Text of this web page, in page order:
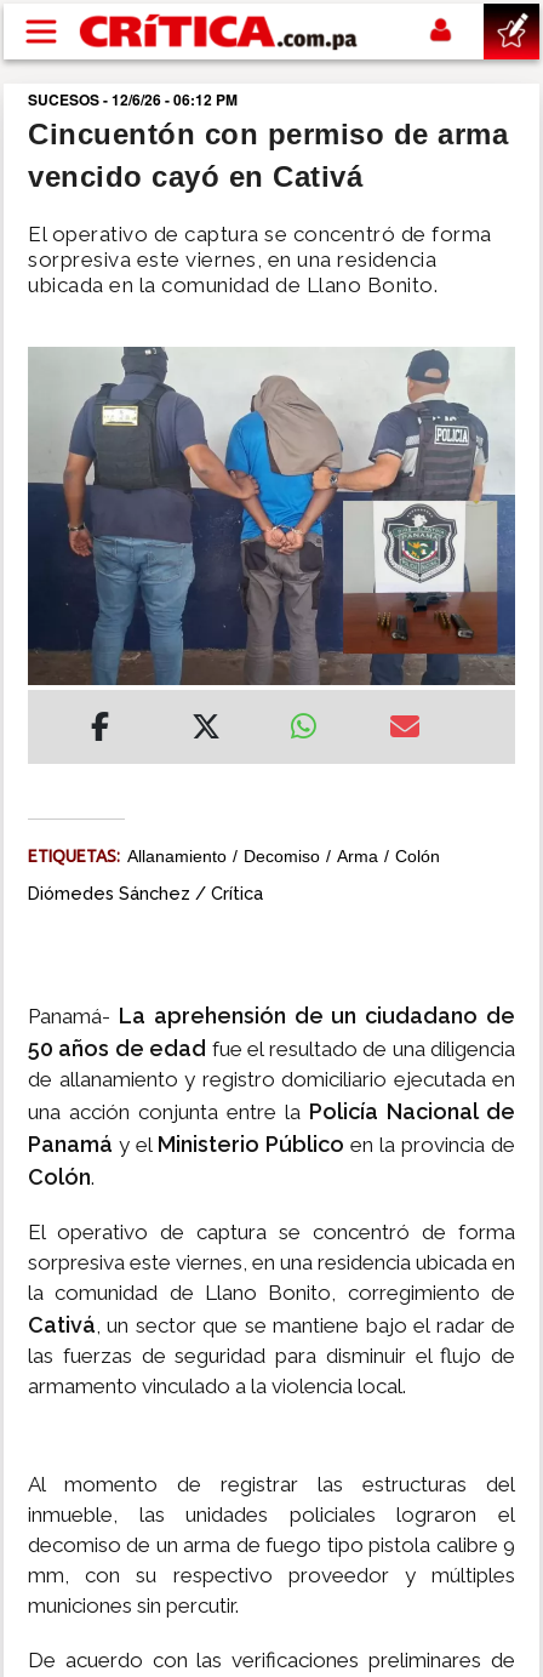
Pasar al contenido principal
buscar
SUCESOS
NACIONAL
DEPORTES
MUNDO
INSÓLITAS
MULTIMEDIA
IMPRESO
SUCESOS - 12/6/26 - 06:12 PM
Cincuentón con permiso de arma
vencido cayó en Cativá
El operativo de captura se concentró de forma
sorpresiva este viernes, en una residencia
ubicada en la comunidad de Llano Bonito.
ETIQUETAS: Allanamiento Decomiso Arma Colón
Diómedes Sánchez / Crítica
Panamá- La aprehensión de un ciudadano de
50 años de edad fue el resultado de una diligencia
de allanamiento y registro domiciliario ejecutada en
una acción conjunta entre la Policía Nacional de
Panamá y el Ministerio Público en la provincia de
Colón.
El operativo de captura se concentró de forma
sorpresiva este viernes, en una residencia ubicada en
la comunidad de Llano Bonito, corregimiento de
Cativá, un sector que se mantiene bajo el radar de
las fuerzas de seguridad para disminuir el flujo de
armamento vinculado a la violencia local.
Al momento de registrar las estructuras del
inmueble, las unidades policiales lograron el
decomiso de un arma de fuego tipo pistola calibre 9
mm, con su respectivo proveedor y múltiples
municiones sin percutir.
De acuerdo con las verificaciones preliminares de